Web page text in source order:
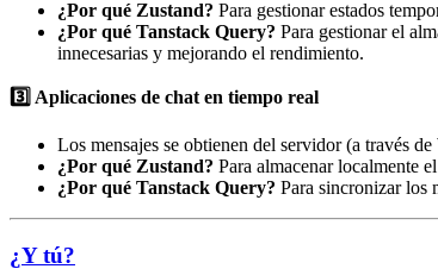
¿Por qué Zustand? Para gestionar estados
¿Por qué Tanstack Query? Para gestionar el
innecesarias y mejorando el rendimiento.
3️⃣ Aplicaciones de chat en tiempo real
Los mensajes se obtienen del servidor (a través
¿Por qué Zustand? Para almacenar localmente
¿Por qué Tanstack Query? Para sincronizar los
¿Y tú?